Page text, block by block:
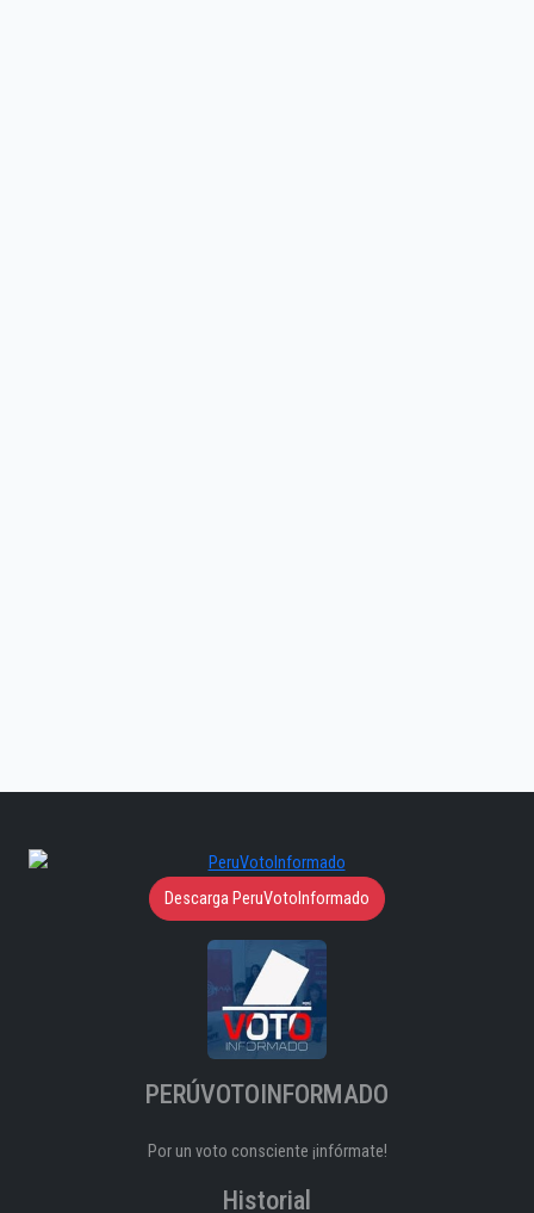
Descarga PeruVotoInformado
PERÚVOTOINFORMADO
Por un voto consciente ¡infórmate!
Historial